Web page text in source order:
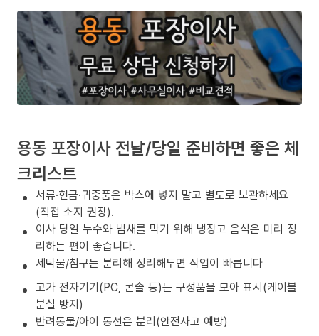
용동 포장이사 전날/당일 준비하면 좋은 체
크리스트
서류·현금·귀중품은 박스에 넣지 말고 별도로 보관하세요
(직접 소지 권장).
이사 당일 누수와 냄새를 막기 위해 냉장고 음식은 미리 정
리하는 편이 좋습니다.
세탁물/침구는 분리해 정리해두면 작업이 빠릅니다
고가 전자기기(PC, 콘솔 등)는 구성품을 모아 표시(케이블
분실 방지)
반려동물/아이 동선은 분리(안전사고 예방)